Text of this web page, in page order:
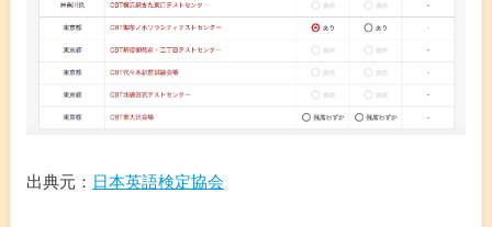
出典元： 日本英語検定協会